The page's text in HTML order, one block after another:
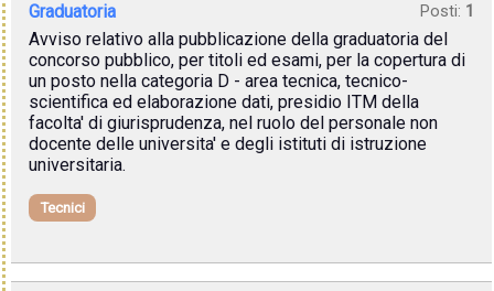
Graduatoria Posti: 1
Avviso relativo alla pubblicazione della graduatoria del
concorso pubblico, per titoli ed esami, per la copertura di
un posto nella categoria D - area tecnica, tecnico-
scientifica ed elaborazione dati, presidio ITM della
facolta' di giurisprudenza, nel ruolo del personale non
docente delle universita' e degli istituti di istruzione
universitaria.
Tecnici